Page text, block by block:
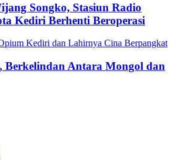
Songko, Stasiun Radio
Kediri Berhenti Beroperasi
Berkelindan Antara Mongol dan